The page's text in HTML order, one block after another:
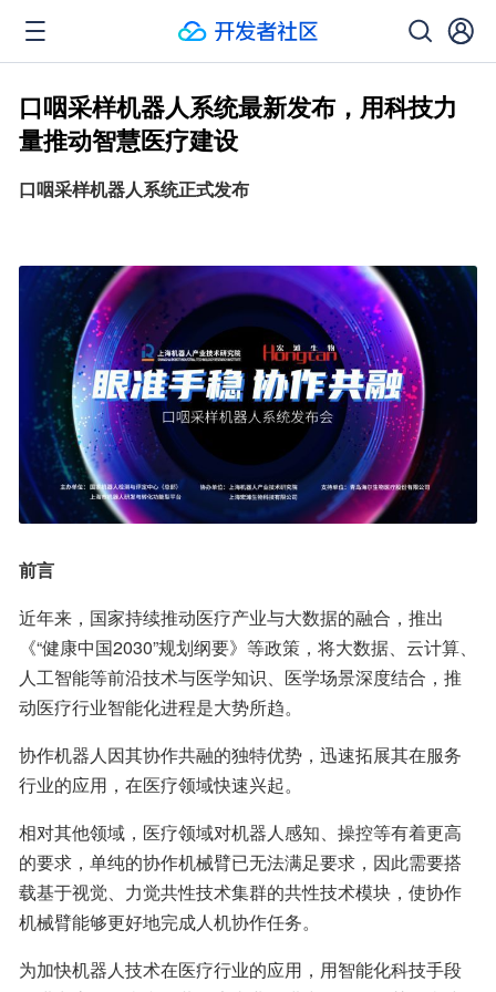
口咽采样机器人系统最新发布，用科技力
量推动智慧医疗建设
口咽采样机器人系统正式发布
前言
近年来，国家持续推动医疗产业与大数据的融合，推出
《“健康中国2030”规划纲要》等政策，将大数据、云计算、
人工智能等前沿技术与医学知识、医学场景深度结合，推
动医疗行业智能化进程是大势所趋。
协作机器人因其协作共融的独特优势，迅速拓展其在服务
行业的应用，在医疗领域快速兴起。
相对其他领域，医疗领域对机器人感知、操控等有着更高
的要求，单纯的协作机械臂已无法满足要求，因此需要搭
载基于视觉、力觉共性技术集群的共性技术模块，使协作
机械臂能够更好地完成人机协作任务。
为加快机器人技术在医疗行业的应用，用智能化科技手段